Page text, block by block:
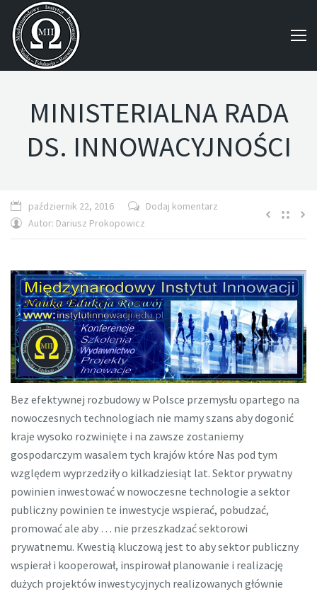
MINISTERIALNA RADA
DS. INNOWACYJNOŚCI
październik 22, 2016
Dodaj komentarz
Autor: Dariusz Prokopowicz
Bez efektywnej rozbudowy w Polsce przemysłu opartego na
nowoczesnych technologiach nie mamy szans aby dogonić
kraje wysoko rozwinięte i na zawsze zostaniemy
gospodarczym wasalem tych krajów które Nas pod tym
względem wyprzedziły o kilkadziesiąt lat. Sektor prywatny
powinien inwestować w nowoczesne technologie a sektor
publiczny powinien te inwestycje wspierać, pobudzać,
promować ale aby … nie przeszkadzać sektorowi
prywatnemu. Kwestią kluczową jest to aby sektor publiczny
wspierał i kooperował, inspirował planowanie i realizację
dużych projektów inwestycyjnych realizowanych głównie